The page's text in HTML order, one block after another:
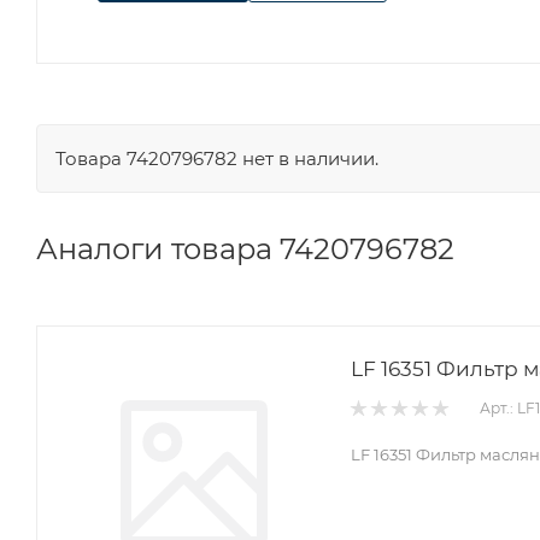
Товара 7420796782 нет в наличии.
Аналоги товара 7420796782
LF 16351 Фильтр
Арт.:
LF 16351 Фильтр